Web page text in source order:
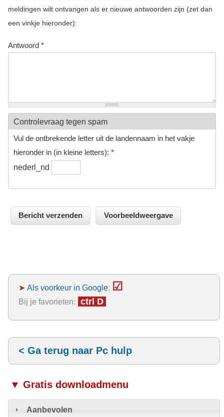
meldingen wilt ontvangen als er nieuwe antwoorden zijn (zet dan
een vinkje hieronder):
Antwoord *
Controlevraag tegen spam
Vul de ontbrekende letter uit de landennaam in het vakje
hieronder in (in kleine letters): *
nederl_nd
➤ Als voorkeur in Google: ☑
Bij je favorieten: ctrl D
< Ga terug naar Pc hulp
▼ Gratis downloadmenu
Aanbevolen